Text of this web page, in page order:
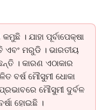
। ଯାହା ପୂର୍ବାପେକ୍ଷା
ଏବଂ ମରୁଡି । ଭାରତୀୟ
। କାରଣ ଏଠାକାର
ବର୍ଷ ମୌସୁମୀ ଧୋକା
ମୌସୁମୀ ଦୁର୍ବଳ
ହୋଇଛି ।